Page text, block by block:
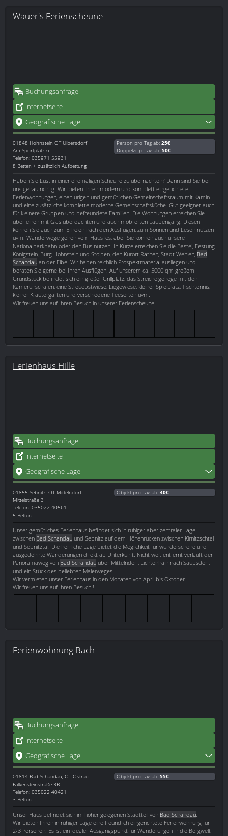
Wauer's Ferienscheune
Buchungsanfrage
Internetseite
Geografische Lage
01848 Hohnstein OT Ulbersdorf
Am Sportplatz 6
Telefon: 035971 55931
8 Betten + zusätzlich Aufbettung
Person pro Tag ab: 25€
Doppelzi. p. Tag ab: 50€
Haben Sie Lust in einer ehemaligen Scheune zu übernachten? Dann sind Sie bei
uns genau richtig. Wir bieten Ihnen modern und komplett eingerichtete
Ferienwohnungen, einen urigen und gemütlichen Gemeinschaftsraum mit Kamin
und eine zusätzliche komplette moderne Gemeinschaftsküche. Gut geeignet auch
für kleinere Gruppen und befreundete Familien. Die Wohnungen erreichen Sie
über einen mit Glas überdachten und auch möblierten Laubengang. Diesen
können Sie auch zum Erholen nach den Ausflügen, zum Sonnen und Lesen nutzen
uvm. Wanderwege gehen vom Haus los, aber Sie können auch unsere
Nationalparkbahn oder den Bus nutzen. In Kürze erreichen Sie die Bastei, Festung
Königstein, Burg Hohnstein und Stolpen, den Kurort Rathen, Stadt Wehlen, Bad
Schandau an der Elbe. Wir haben reichlich Prospektmaterial ausliegen und
beraten Sie gerne bei Ihren Ausflügen. Auf unserem ca. 5000 qm großem
Grundstück befindet sich ein großer Grillplatz, das Streichelgehege mit den
Kamerunschafen, eine Streuobstwiese, Liegewiese, kleiner Spielplatz, Tischtennis,
kleiner Kräutergarten und verschiedene Teesorten uvm.
Wir freuen uns auf Ihren Besuch in unserer Ferienscheune.
Ferienhaus Hille
Buchungsanfrage
Internetseite
Geografische Lage
01855 Sebnitz, OT Mittelndorf
Mittelstraße 3
Telefon: 035022 40561
5 Betten
Objekt pro Tag ab: 40€
Unser gemütliches Ferienhaus befindet sich in ruhiger aber zentraler Lage
zwischen Bad Schandau und Sebnitz auf dem Höhenrücken zwischen Kirnitzschtal
und Sebnitztal. Die herrliche Lage bietet die Möglichkeit für wunderschöne und
ausgedehnte Wanderungen direkt ab Unterkunft. Nicht weit entfernt verläuft der
Panoramaweg von Bad Schandau über Mittelndorf, Lichtenhain nach Saupsdorf,
und ein Stück des beliebten Malerweges.
Wir vermieten unser Ferienhaus in den Monaten von April bis Oktober.
Wir freuen uns auf Ihren Besuch !
Ferienwohnung Bach
Buchungsanfrage
Internetseite
Geografische Lage
01814 Bad Schandau, OT Ostrau
Falkensteinstraße 3B
Telefon: 035022 40421
3 Betten
Objekt pro Tag ab: 55€
Unser Haus befindet sich im höher gelegenen Stadtteil von Bad Schandau
Wir bieten Ihnen in ruhiger Lage eine freundlich eingerichtete Ferienwohnung für
2-3 Personen. Es ist ein idealer Ausgangspunkt für Wanderungen in die Bergwelt